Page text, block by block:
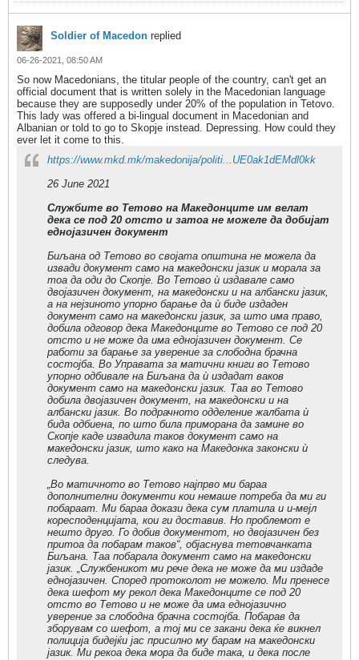
Soldier of Macedon replied
06-26-2021, 08:50 AM
So now Macedonians, the titular people of the country, can't get an
official document that is written solely in the Macedonian language
because they are supposedly under 20% of the population in Tetovo.
This lady was offered a bi-lingual document in Macedonian and
Albanian or told to go to Skopje instead. Depressing. How could they
ever let it come to this.
https://www.mkd.mk/makedonija/politi...UE0ak1dEMdl0kk
26 June 2021
Службите во Тетово на Македонците им велат
дека се под 20 отсто и затоа не можеле да добијат
еднојазичен документ
Биљана од Тетово во својата општина не можела да
извади документ само на македонски јазик и морала за
тоа да оди до Скопје. Во Тетово ѝ издавале само
двојазичен документ, на македонски и на албански јазик,
а на нејзиното упорно барање да ѝ биде издаден
документ само на македонски јазик, за што има право,
добила одговор дека Македонците во Тетово се под 20
отсто и не може да има еднојазичен документ. Се
работи за барање за уверение за слободна брачна
состојба. Во Управата за матични книги во Тетово
упорно одбивале на Биљана да ѝ издадат ваков
документ само на македонски јазик. Таа во Тетово
добила двојазичен документ, на македонски и на
албански јазик. Во подрачното одделение жалбата ѝ
бида одбиена, по што била приморана да замине во
Скопје каде извадила таков документ само на
македонски јазик, што како на Македонка законски ѝ
следува.
„Во матичното во Тетово најпрво ми бараа
дополнителни документи кои немаше потреба да ми ги
побараат. Ми бараа докази дека сум платила и и-мејл
коресподенцијата, кои ги доставив. Но проблемот е
нешто друго. Го добив документот, но двојазичен без
притоа да побарам таков“, објаснува тетовчанката
Биљана. Таа побарала документ само на македонски
јазик. „Службеникот ми рече дека не може да ми издаде
еднојазичен. Според протоколот не можело. Ми пренесе
дека шефот му рекол дека Македонците се под 20
отсто во Тетово и не може да има еднојазично
уверение за слободна брачна состојба. Побарав да
зборувам со шефот, а тој ми се закани дека ќе викнел
полиција бидејќи јас присилно му барам на македонски
јазик. Ми рекоа дека мора да биде така, и дека после